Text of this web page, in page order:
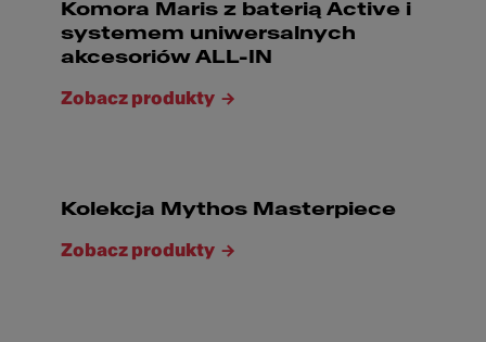
Komora Maris z baterią Active i
systemem uniwersalnych
akcesoriów ALL-IN
Zobacz produkty
Kolekcja Mythos Masterpiece
Zobacz produkty